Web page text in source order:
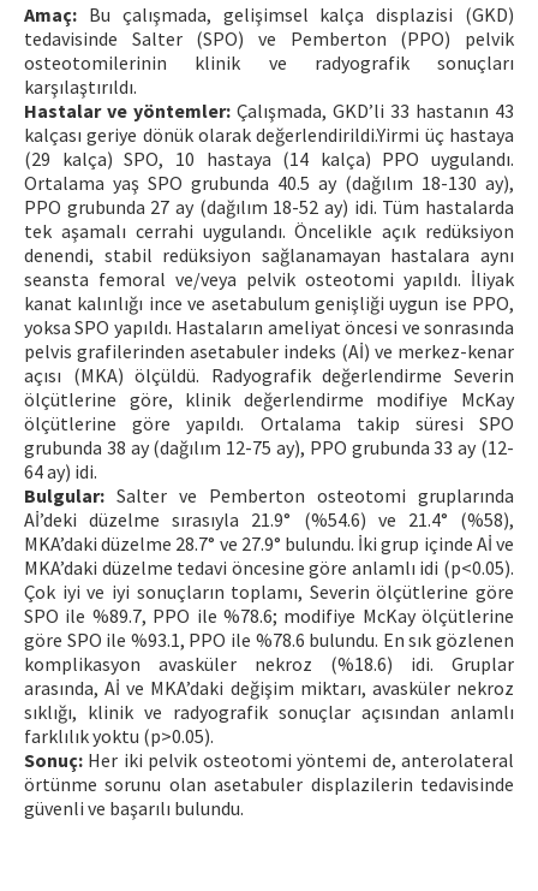
Amaç: Bu çalışmada, gelişimsel kalça displazisi (GKD)
tedavisinde Salter (SPO) ve Pemberton (PPO) pelvik
osteotomilerinin klinik ve radyografik sonuçları
karşılaştırıldı.
Hastalar ve yöntemler: Çalışmada, GKD’li 33 hastanın 43
kalçası geriye dönük olarak değerlendirildi.Yirmi üç hastaya
(29 kalça) SPO, 10 hastaya (14 kalça) PPO uygulandı.
Ortalama yaş SPO grubunda 40.5 ay (dağılım 18-130 ay),
PPO grubunda 27 ay (dağılım 18-52 ay) idi. Tüm hastalarda
tek aşamalı cerrahi uygulandı. Öncelikle açık redüksiyon
denendi, stabil redüksiyon sağlanamayan hastalara aynı
seansta femoral ve/veya pelvik osteotomi yapıldı. İliyak
kanat kalınlığı ince ve asetabulum genişliği uygun ise PPO,
yoksa SPO yapıldı. Hastaların ameliyat öncesi ve sonrasında
pelvis grafilerinden asetabuler indeks (Aİ) ve merkez-kenar
açısı (MKA) ölçüldü. Radyografik değerlendirme Severin
ölçütlerine göre, klinik değerlendirme modifiye McKay
ölçütlerine göre yapıldı. Ortalama takip süresi SPO
grubunda 38 ay (dağılım 12-75 ay), PPO grubunda 33 ay (12-
64 ay) idi.
Bulgular: Salter ve Pemberton osteotomi gruplarında
Aİ’deki düzelme sırasıyla 21.9° (%54.6) ve 21.4° (%58),
MKA’daki düzelme 28.7° ve 27.9° bulundu. İki grup içinde Aİ ve
MKA’daki düzelme tedavi öncesine göre anlamlı idi (p<0.05).
Çok iyi ve iyi sonuçların toplamı, Severin ölçütlerine göre
SPO ile %89.7, PPO ile %78.6; modifiye McKay ölçütlerine
göre SPO ile %93.1, PPO ile %78.6 bulundu. En sık gözlenen
komplikasyon avasküler nekroz (%18.6) idi. Gruplar
arasında, Aİ ve MKA’daki değişim miktarı, avasküler nekroz
sıklığı, klinik ve radyografik sonuçlar açısından anlamlı
farklılık yoktu (p>0.05).
Sonuç: Her iki pelvik osteotomi yöntemi de, anterolateral
örtünme sorunu olan asetabuler displazilerin tedavisinde
güvenli ve başarılı bulundu.